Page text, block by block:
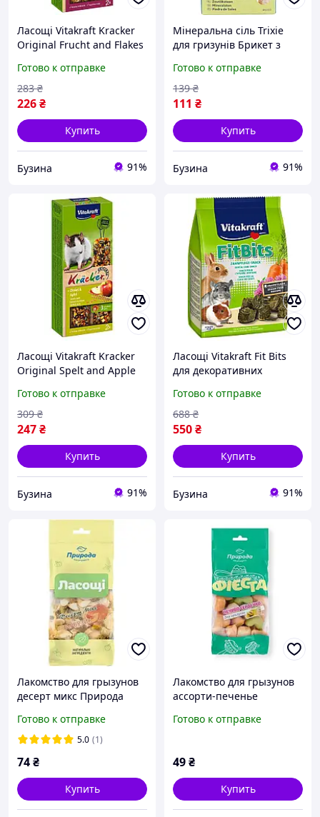
Ласощі Vitakraft Kracker
Original Frucht and Flakes
гризунів і морських
свинок з фруктами 2 шт/
уп flamingo
Готово к отправке
226₴
283 ₴
Купить
Бузина 91%
Мінеральна сіль Trixie
для гризунів Брикет з
dutyfree
Готово к отправке
111 ₴
139 ₴
Купить
Бузина 91%
Ласощі Vitakraft Kracker
Original Spelt and Apple
гризунів і щурів із зерном
та фруктами 2 шт/уп fresh
Готово к отправке
247₴
309 ₴
Купить
Бузина 91%
Ласощі Vitakraft Fit Bits
для декоративних
люцерна 500 г flamingo
Готово к отправке
550₴
688 ₴
Купить
Бузина 91%
Лакомство для грызунов
десерт микс Природа
Готово к отправке
5.0 (1)
74₴
Купить
Лакомство для грызунов
ассорти-печенье
для грызунов 100 г
Готово к отправке
49₴
Купить